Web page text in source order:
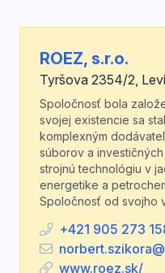
ROEZ, s.r.o.
Tyršova 2354/2,
Spoločnosť bola
svojej existencie sa
komplexným
súborov a
strojnú technológiu v
energetike a
Spoločnosť od svojho
+421 905 273
www.roez.sk/